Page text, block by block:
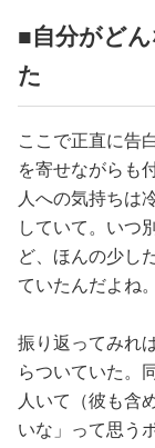
■自分がど
た
ここで正直に告
を寄せながらも
人への気持ちは
していて。いつ
ど、ほんの少し
ていたんだよね。
振り返ってみれ
らついていた。
人いて（彼も含
いな」って思う